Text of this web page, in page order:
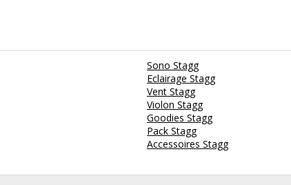
Sono Stagg
Eclairage Stagg
Vent Stagg
Violon Stagg
Goodies Stagg
Pack Stagg
Accessoires Stagg